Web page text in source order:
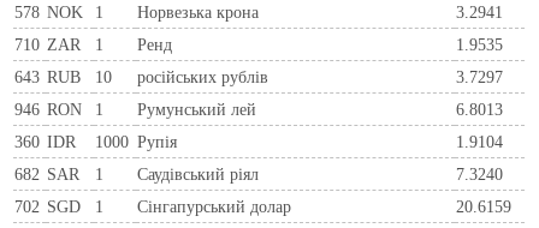
578 NOK 1 Норвезька крона
3.2941
710 ZAR 1 Ренд
1.9535
643 RUB 10 російських рублів
3.7297
946 RON 1 Румунський лей
6.8013
360 IDR 1000 Рупія
1.9104
682 SAR 1 Саудівський ріял
7.3240
702 SGD 1 Сінгапурський долар
20.6159